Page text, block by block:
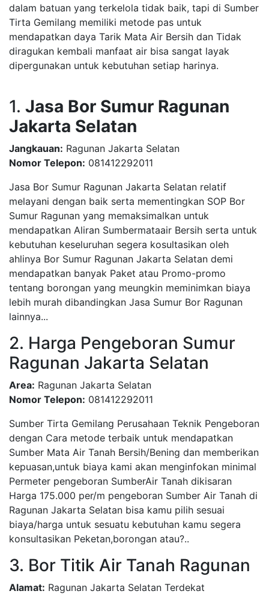
dalam batuan yang terkelola tidak baik, tapi di Sumber
Tirta Gemilang memiliki metode pas untuk
mendapatkan daya Tarik Mata Air Bersih dan Tidak
diragukan kembali manfaat air bisa sangat layak
dipergunakan untuk kebutuhan setiap harinya.
1. Jasa Bor Sumur Ragunan
Jakarta Selatan
Jangkauan: Ragunan Jakarta Selatan
Nomor Telepon: 081412292011
Jasa Bor Sumur Ragunan Jakarta Selatan relatif
melayani dengan baik serta mementingkan SOP Bor
Sumur Ragunan yang memaksimalkan untuk
mendapatkan Aliran Sumbermataair Bersih serta untuk
kebutuhan keseluruhan segera kosultasikan oleh
ahlinya Bor Sumur Ragunan Jakarta Selatan demi
mendapatkan banyak Paket atau Promo-promo
tentang borongan yang meungkin meminimkan biaya
lebih murah dibandingkan Jasa Sumur Bor Ragunan
lainnya...
2. Harga Pengeboran Sumur
Ragunan Jakarta Selatan
Area: Ragunan Jakarta Selatan
Nomor Telepon: 081412292011
Sumber Tirta Gemilang Perusahaan Teknik Pengeboran
dengan Cara metode terbaik untuk mendapatkan
Sumber Mata Air Tanah Bersih/Bening dan memberikan
kepuasan,untuk biaya kami akan menginfokan minimal
Permeter pengeboran SumberAir Tanah dikisaran
Harga 175.000 per/m pengeboran Sumber Air Tanah di
Ragunan Jakarta Selatan bisa kamu pilih sesuai
biaya/harga untuk sesuatu kebutuhan kamu segera
konsultasikan Peketan,borongan atau?..
3. Bor Titik Air Tanah Ragunan
Alamat: Ragunan Jakarta Selatan Terdekat